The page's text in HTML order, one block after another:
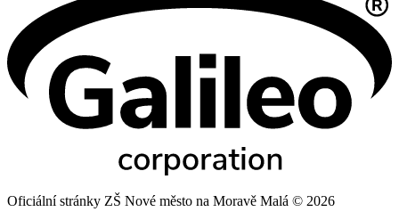
Oficiální stránky ZŠ Nové město na Moravě Malá © 2026